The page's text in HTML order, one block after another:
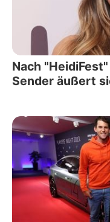
Nach
Sender äußert